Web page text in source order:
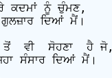
ਕਦਮਾਂ ਨੂੰ ਚੁੰਮਣ,
ਦਿਆਂ ਮੈਂ।
ਤੋਂ  ਵੀ  ਸੋਹਣਾ  ਹੈ ਜੋ,
ਸੰਸਾਰ ਦਿਆਂ ਮੈਂ।